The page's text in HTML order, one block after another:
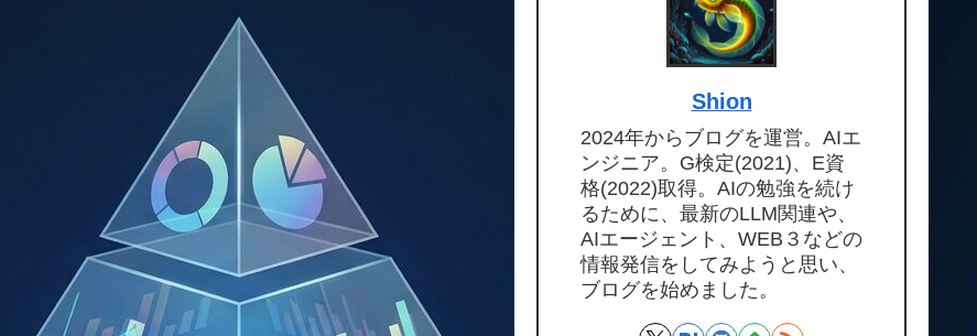
Shion
2024年からブログを運営。AIエ
ンジニア。G検定(2021)、E資
格(2022)取得。AIの勉強を続け
るために、最新のLLM関連や、
AIエージェント、WEB３などの
情報発信をしてみようと思い、
ブログを始めました。